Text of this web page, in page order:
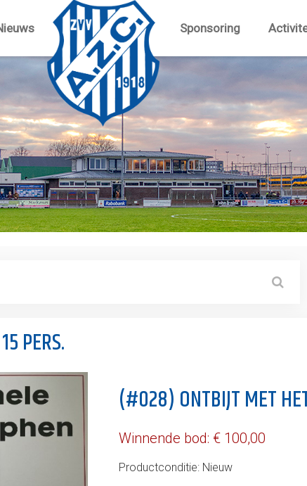
Sponsoring
PERS.
(#028) ONTBIJT MET
Winnende bod: € 100,00
Productconditie: Nieuw